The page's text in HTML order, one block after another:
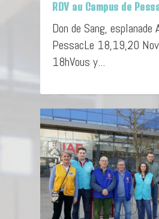
RDV au Campus de
Don de Sang, esplanade
PessacLe 18,19,20
18hVous y...